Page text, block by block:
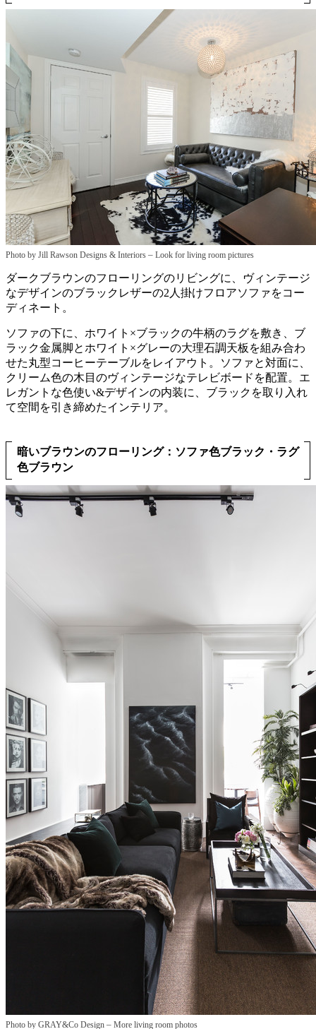
Photo by Jill Rawson Designs & Interiors – Look for living room pictures
ダークブラウンのフローリングのリビングに、ヴィンテージ
なデザインのブラックレザーの2人掛けフロアソファをコー
ディネート。
ソファの下に、ホワイト×ブラックの牛柄のラグを敷き、ブ
ラック金属脚とホワイト×グレーの大理石調天板を組み合わ
せた丸型コーヒーテーブルをレイアウト。ソファと対面に、
クリーム色の木目のヴィンテージなテレビボードを配置。エ
レガントな色使い&デザインの内装に、ブラックを取り入れ
て空間を引き締めたインテリア。
暗いブラウンのフローリング：ソファ色ブラック・ラグ
色ブラウン
Photo by GRAY&Co Design – More living room photos